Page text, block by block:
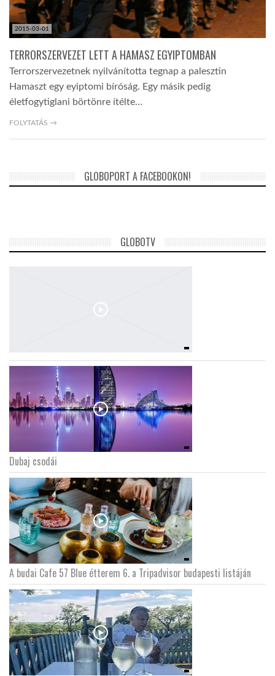
2015-03-01
TERRORSZERVEZET LETT A HAMASZ EGYIPTOMBAN
Terrorszervezetnek nyilvánította tegnap a palesztin
Hamaszt egy eyiptomi bíróság. Egy másik pedig
életfogytiglani börtönre ítélte…
FOLYTATÁS →
GLOBOPORT A FACEBOOKON!
GLOBOTV
Dubaj csodái
A budai Cafe 57 Blue étterem 6. a Tripadvisor budapesti listáján